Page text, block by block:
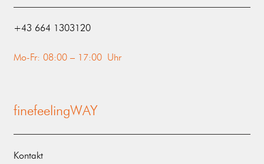
‭+43 664 1303120‬
Mo-Fr: 08:00 – 17:00 Uhr
finefeelingWAY
Kontakt